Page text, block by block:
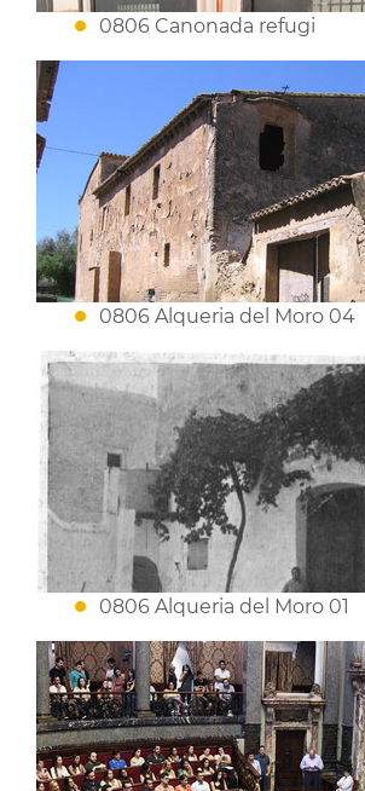
0806 Canonada refugi
0806 Alqueria del Moro 04
0806 Alqueria del Moro 01